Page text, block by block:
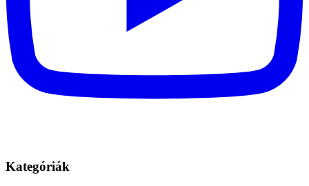
Kategóriák